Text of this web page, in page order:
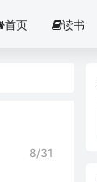
首页 读书
8/31